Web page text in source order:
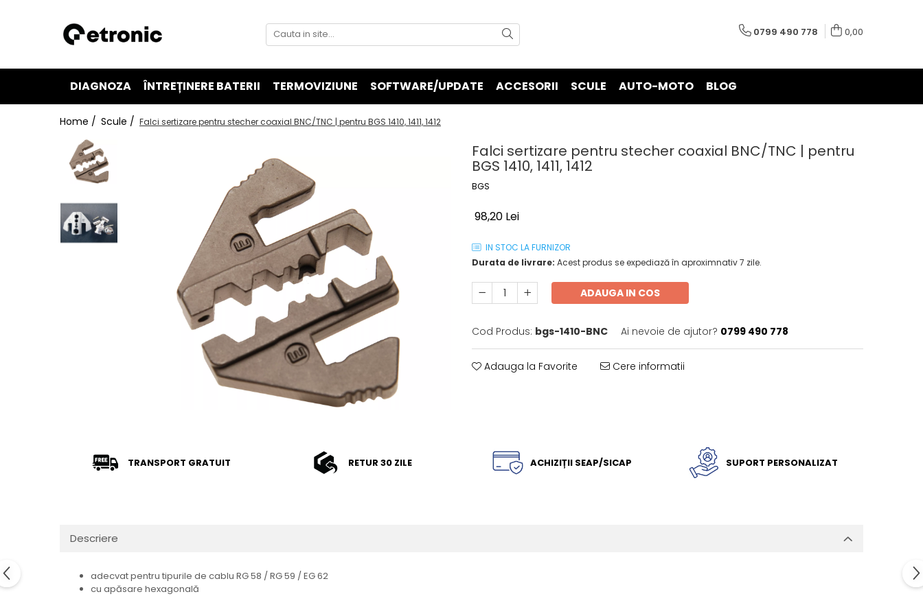
0799 490 778 0,00
DIAGNOZA ÎNTREȚINERE BATERII TERMOVIZIUNE SOFTWARE/UPDATE ACCESORII SCULE AUTO-MOTO BLOG
Home / Scule / Falci sertizare pentru stecher coaxial BNC/TNC | pentru BGS 1410, 1411, 1412
Falci sertizare pentru stecher coaxial BNC/TNC | pentru
BGS 1410, 1411, 1412
BGS
98,20 Lei
IN STOC LA FURNIZOR
Durata de livrare: Acest produs se expediază în aproximnativ 7 zile.
ADAUGA IN COS
Cod Produs: bgs-1410-BNC Ai nevoie de ajutor? 0799 490 778
Adauga la Favorite Cere informatii
TRANSPORT GRATUIT RETUR 30 ZILE ACHIZIȚII SEAP/SICAP SUPORT PERSONALIZAT
Descriere
adecvat pentru tipurile de cablu RG 58 / RG 59 / EG 62
cu apăsare hexagonală